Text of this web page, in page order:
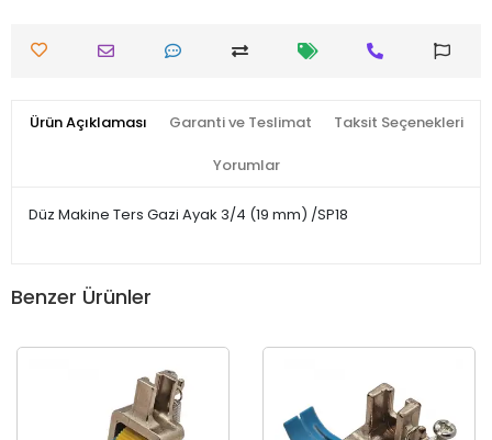
Ürün Açıklaması Garanti ve Teslimat Taksit Seçenekleri
Yorumlar
Düz Makine Ters Gazi Ayak 3/4 (19 mm) /SP18
Benzer Ürünler